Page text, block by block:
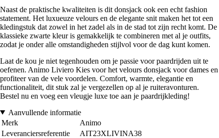
Naast de praktische kwaliteiten is dit donsjack ook een echt fashion
statement. Het luxueuze velours en de elegante snit maken het tot een
kledingstuk dat zowel in het zadel als in de stad tot zijn recht komt. De
klassieke zwarte kleur is gemakkelijk te combineren met al je outfits,
zodat je onder alle omstandigheden stijlvol voor de dag kunt komen.
Laat de kou je niet tegenhouden om je passie voor paardrijden uit te
oefenen. Animo Liviero Kies voor het velours donsjack voor dames en
profiteer van de vele voordelen. Comfort, warmte, elegantie en
functionaliteit, dit stuk zal je vergezellen op al je ruiteravonturen.
Bestel nu en voeg een vleugje luxe toe aan je paardrijkleding!
Aanvullende informatie
Merk
Animo
Leveranciersreferentie
AIT23XLIVINA38